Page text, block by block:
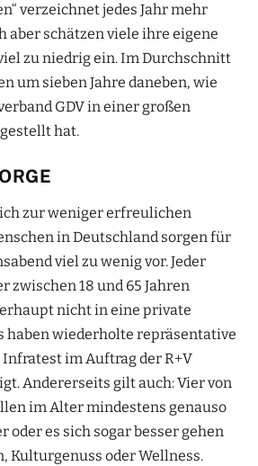
verzeichnet jedes Jahr mehr
aber schätzen viele ihre eigene
zu niedrig ein. Im Durchschnitt
um sieben Jahre daneben, wie
GDV in einer großen
hat.
zur weniger erfreulichen
in Deutschland sorgen für
viel zu wenig vor. Jeder
zwischen 18 und 65 Jahren
nicht in eine private
haben wiederholte repräsentative
Infratest im Auftrag der R+V
Andererseits gilt auch: Vier von
im Alter mindestens genauso
oder es sich sogar besser gehen
Kulturgenuss oder Wellness.